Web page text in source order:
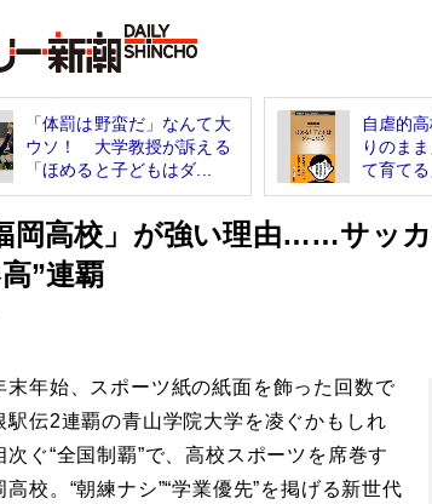
「体罰は野蛮だ」なんて大
ウソ！ 大学教授が訴える
「ほめると子どもはダ...
自虐的
りのま
て育てる
岡高校」が強い理由……サッ
”連覇
年始、スポーツ紙の紙面を飾った回数で
駅伝2連覇の青山学院大学を凌ぐかもしれ
次ぐ“全国制覇”で、高校スポーツを席巻す
高校。“朝練ナシ”“学業優先”を掲げる新世代